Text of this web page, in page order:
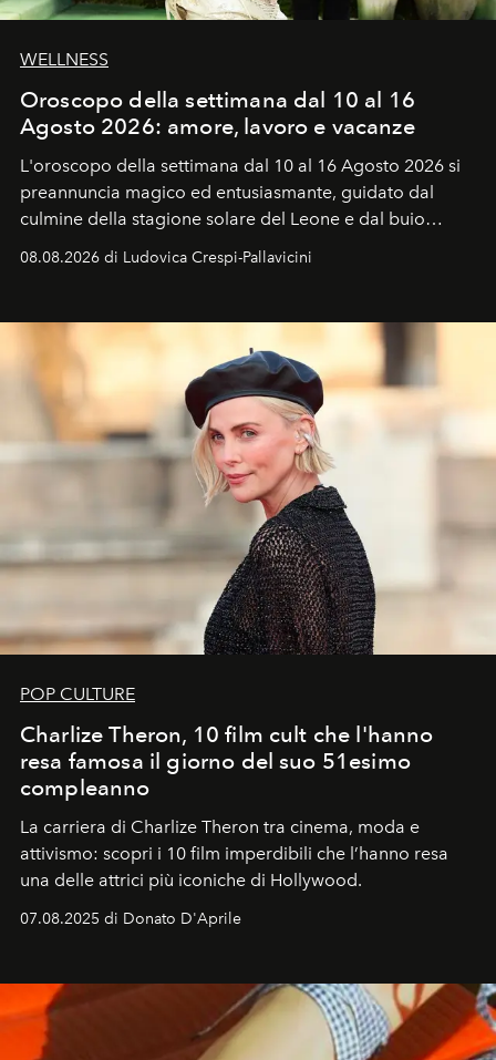
WELLNESS
Oroscopo della settimana dal 10 al 16
Agosto 2026: amore, lavoro e vacanze
L'oroscopo della settimana dal 10 al 16 Agosto 2026 si
preannuncia magico ed entusiasmante, guidato dal
culmine della stagione solare del Leone e dal buio
favorevole della Luna nuova in Leone del 12 agosto,
ideale per la notte delle Perseidi.
08.08.2026 di Ludovica Crespi-Pallavicini
POP CULTURE
Charlize Theron, 10 film cult che l'hanno
resa famosa il giorno del suo 51esimo
compleanno
La carriera di Charlize Theron tra cinema, moda e
attivismo: scopri i 10 film imperdibili che l’hanno resa
una delle attrici più iconiche di Hollywood.
07.08.2025 di Donato D'Aprile